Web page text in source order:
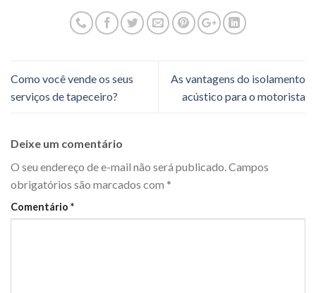
Como você vende os seus
serviços de tapeceiro?
As vantagens do isolamento
acústico para o motorista
Deixe um comentário
O seu endereço de e-mail não será publicado. Campos
obrigatórios são marcados com *
Comentário *